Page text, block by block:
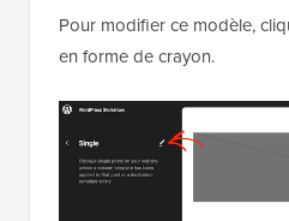
Pour modifier ce modèle,
en forme de crayon.